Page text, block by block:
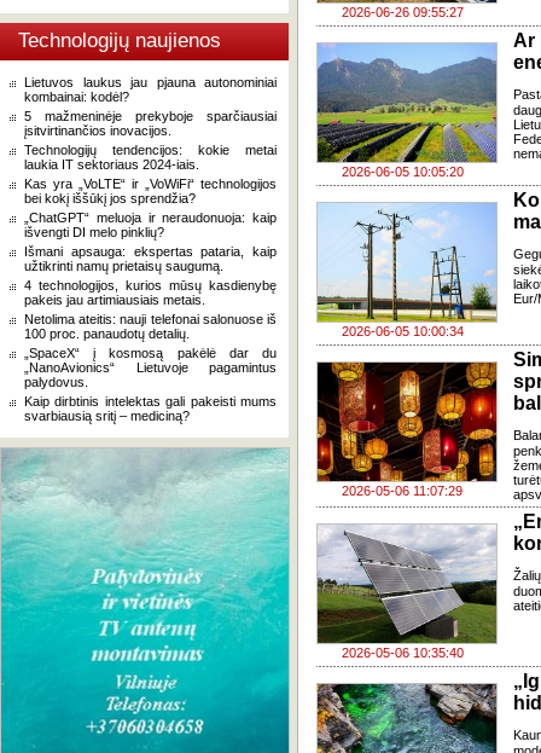
Technologijų naujienos
Lietuvos laukus jau pjauna autonominiai
kombainai: kodėl?
5 mažmeninėje prekyboje sparčiausiai
įsitvirtinančios inovacijos.
Technologijų tendencijos: kokie metai
laukia IT sektoriaus 2024-iais.
Kas yra „VoLTE“ ir „VoWiFi“ technologijos
bei kokį iššūkį jos sprendžia?
„ChatGPT“ meluoja ir neraudonuoja: kaip
išvengti DI melo pinklių?
Išmani apsauga: ekspertas pataria, kaip
užtikrinti namų prietaisų saugumą.
4 technologijos, kurios mūsų kasdienybę
pakeis jau artimiausiais metais.
Netolima ateitis: nauji telefonai salonuose iš
100 proc. panaudotų detalių.
„SpaceX“ į kosmosą pakėlė dar du
„NanoAvionics“ Lietuvoje pagamintus
palydovus.
Kaip dirbtinis intelektas gali pakeisti mums
svarbiausią sritį – mediciną?
2026-06-26 09:55:27
2026-06-05 10:05:20
Ar
2026-06-05 10:00:34
Eur/
2026-05-06 11:07:29
2026-05-06 10:35:40